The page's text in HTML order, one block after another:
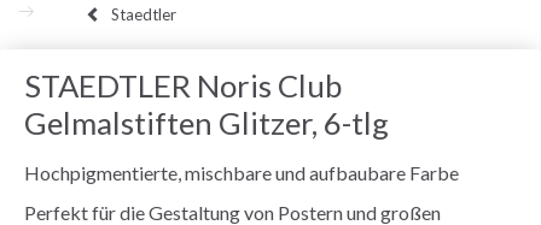
Staedtler
STAEDTLER Noris Club
Gelmalstiften Glitzer, 6-tlg
Hochpigmentierte, mischbare und aufbaubare Farbe
Perfekt für die Gestaltung von Postern und großen